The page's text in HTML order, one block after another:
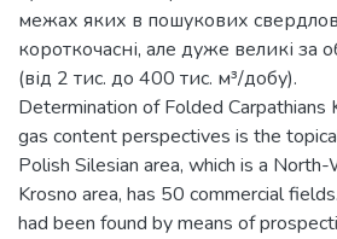
межах яких в пошукових
короткочасні, але дуже великі за
(від 2 тис. до 400 тис. м³/добу).
Determination of Folded Carpathians
gas content perspectives is the
Polish Silesian area, which is a
Krosno area, has 50 commercial
had been found by means of